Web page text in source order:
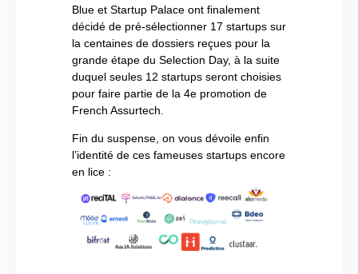
Blue et Startup Palace ont finalement
décidé de pré-sélectionner 17 startups sur
la centaines de dossiers reçues pour la
grande étape du Selection Day, à la suite
duquel seules 12 startups seront choisies
pour faire partie de la 4e promotion de
French Assurtech.
Fin du suspense, on vous dévoile enfin
l’identité de ces fameuses startups encore
en lice :